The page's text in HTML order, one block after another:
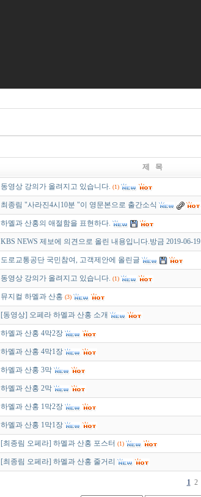
제 목
동영상 강의가 올려지고 있습니다. (1)
최종림 "사라진4시10분 "이 영문본으로 출간소식
하멜과 산홍의 애절함을 표현하다.
KBS NEWS 제보에 의견으로 올린 내용입니다.방금 2019-06-19
도로교통공단 국민참여, 고객제안에 올린글
동영상 강의가 올려지고 있습니다. (1)
뮤지컬 하멜과 산홍 (3)
[동영상] 오페라 하멜과 산홍 소개
하멜과 산홍 4막2장
하멜과 산홍 4막1장
하멜과 산홍 3막
하멜과 산홍 2막
하멜과 산홍 1막2장
하멜과 산홍 1막1장
[최종림 오페라] 하멜과 산홍 포스터 (1)
[최종림 오페라] 하멜과 산홍 줄거리
1 2